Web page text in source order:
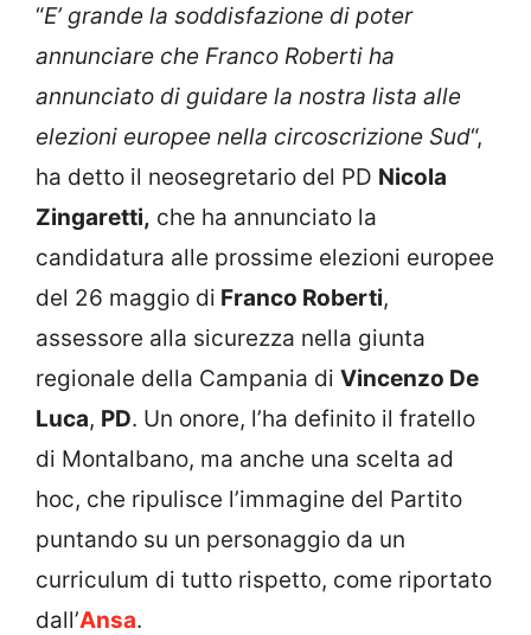
“E’ grande la soddisfazione di poter
annunciare che Franco Roberti ha
annunciato di guidare la nostra lista alle
elezioni europee nella circoscrizione Sud“,
ha detto il neosegretario del PD Nicola
Zingaretti, che ha annunciato la
candidatura alle prossime elezioni europee
del 26 maggio di Franco Roberti,
assessore alla sicurezza nella giunta
regionale della Campania di Vincenzo De
Luca, PD. Un onore, l’ha definito il fratello
di Montalbano, ma anche una scelta ad
hoc, che ripulisce l’immagine del Partito
puntando su un personaggio da un
curriculum di tutto rispetto, come riportato
dall’Ansa.